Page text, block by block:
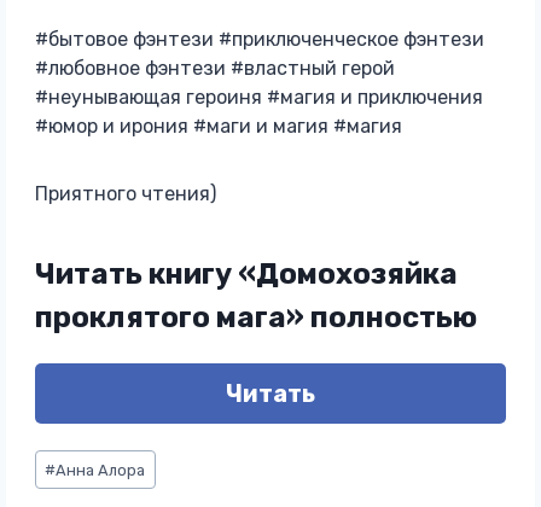
#бытовое фэнтези #приключенческое фэнтези
#любовное фэнтези #властный герой
#неунывающая героиня #магия и приключения
#юмор и ирония #маги и магия #магия
Приятного чтения)
Читать книгу «Домохозяйка
проклятого мага» полностью
Читать
Метки
записи:
#Анна Алора